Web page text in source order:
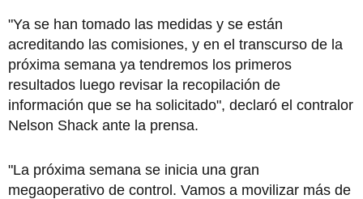
"Ya se han tomado las medidas y se están
acreditando las comisiones, y en el transcurso de la
próxima semana ya tendremos los primeros
resultados luego revisar la recopilación de
información que se ha solicitado", declaró el contralor
Nelson Shack ante la prensa.
"La próxima semana se inicia una gran
megaoperativo de control. Vamos a movilizar más de